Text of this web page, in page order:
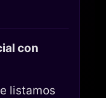
con
listamos